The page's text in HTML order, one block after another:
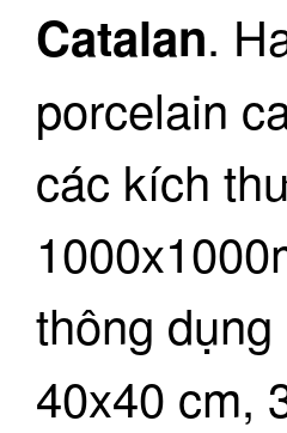
Catalan.
porcelain
các kích
thông
40x40 cm,